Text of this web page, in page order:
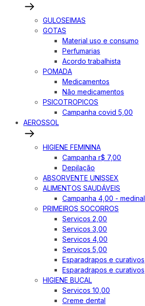
GULOSEIMAS
GOTAS
Material uso e consumo
Perfumarias
Acordo trabalhista
POMADA
Medicamentos
Não medicamentos
PSICOTROPICOS
Campanha covid 5,00
AEROSSOL
HIGIENE FEMININA
Campanha r$ 7,00
Depilação
ABSORVENTE UNISSEX
ALIMENTOS SAUDÁVEIS
Campanha 4,00 - medinal
PRIMEIROS SOCORROS
Servicos 2,00
Servicos 3,00
Servicos 4,00
Servicos 5,00
Esparadrapos e curativos
Esparadrapos e curativos
HIGIENE BUCAL
Servicos 10,00
Creme dental